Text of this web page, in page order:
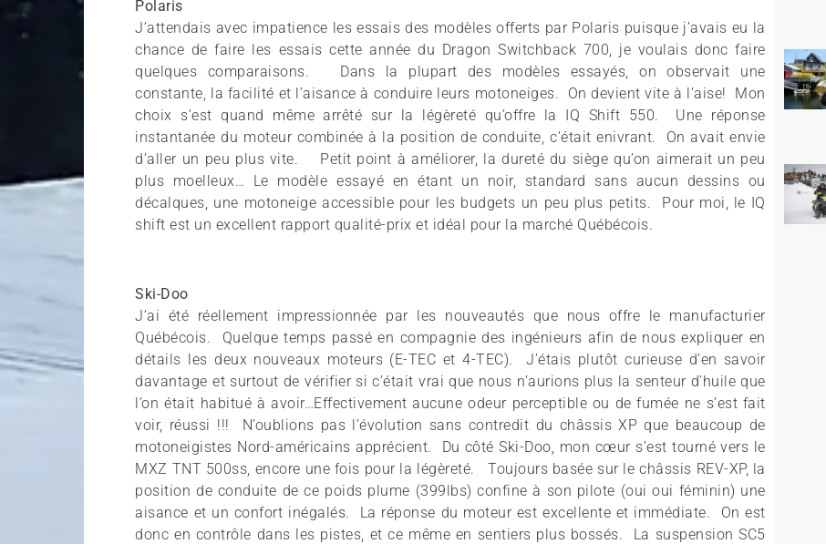
Polaris
J’attendais avec impatience les essais des modèles offerts par Polaris puisque j’avais eu la
chance de faire les essais cette année du Dragon Switchback 700, je voulais donc faire
quelques comparaisons. Dans la plupart des modèles essayés, on observait une
constante, la facilité et l’aisance à conduire leurs motoneiges. On devient vite à l’aise! Mon
choix s’est quand même arrêté sur la légèreté qu’offre la IQ Shift 550. Une réponse
instantanée du moteur combinée à la position de conduite, c’était enivrant. On avait envie
d’aller un peu plus vite. Petit point à améliorer, la dureté du siège qu’on aimerait un peu
plus moelleux… Le modèle essayé en étant un noir, standard sans aucun dessins ou
décalques, une motoneige accessible pour les budgets un peu plus petits. Pour moi, le IQ
shift est un excellent rapport qualité-prix et idéal pour la marché Québécois.
Ski-Doo
J’ai été réellement impressionnée par les nouveautés que nous offre le manufacturier
Québécois. Quelque temps passé en compagnie des ingénieurs afin de nous expliquer en
détails les deux nouveaux moteurs (E-TEC et 4-TEC). J’étais plutôt curieuse d’en savoir
davantage et surtout de vérifier si c’était vrai que nous n’aurions plus la senteur d’huile que
l’on était habitué à avoir…Effectivement aucune odeur perceptible ou de fumée ne s’est fait
voir, réussi !!! N’oublions pas l’évolution sans contredit du châssis XP que beaucoup de
motoneigistes Nord-américains apprécient. Du côté Ski-Doo, mon cœur s’est tourné vers le
MXZ TNT 500ss, encore une fois pour la légèreté. Toujours basée sur le châssis REV-XP, la
position de conduite de ce poids plume (399lbs) confine à son pilote (oui oui féminin) une
aisance et un confort inégalés. La réponse du moteur est excellente et immédiate. On est
donc en contrôle dans les pistes, et ce même en sentiers plus bossés. La suspension SC5